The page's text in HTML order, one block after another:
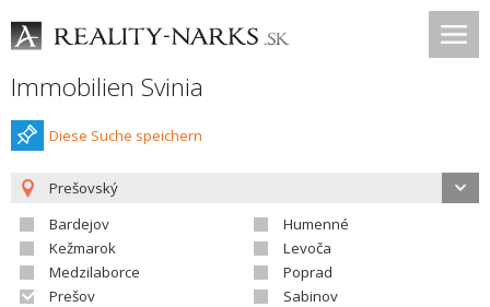
Immobilien Svinia
Diese Suche speichern
Prešovský
Bardejov
Humenné
Kežmarok
Levoča
Medzilaborce
Poprad
Prešov
Sabinov